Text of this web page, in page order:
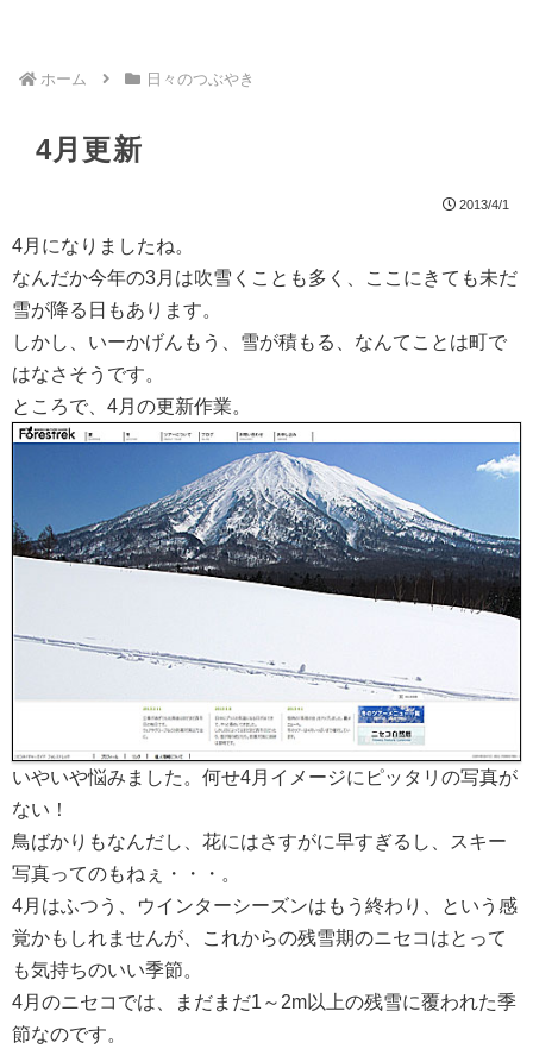
ホーム 日々のつぶやき
4月更新
2013/4/1
4月になりましたね。
なんだか今年の3月は吹雪くことも多く、ここにきても未だ
雪が降る日もあります。
しかし、いーかげんもう、雪が積もる、なんてことは町で
はなさそうです。
ところで、4月の更新作業。
いやいや悩みました。何せ4月イメージにピッタリの写真が
ない！
鳥ばかりもなんだし、花にはさすがに早すぎるし、スキー
写真ってのもねぇ・・・。
4月はふつう、ウインターシーズンはもう終わり、という感
覚かもしれませんが、これからの残雪期のニセコはとって
も気持ちのいい季節。
4月のニセコでは、まだまだ1～2m以上の残雪に覆われた季
節なのです。